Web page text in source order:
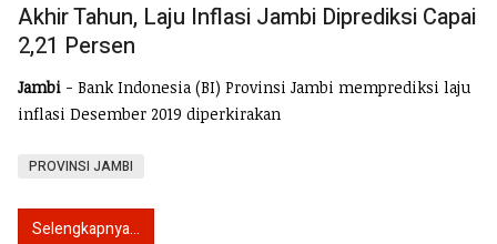
Akhir Tahun, Laju Inflasi Jambi Diprediksi Capai
2,21 Persen
Jambi - Bank Indonesia (BI) Provinsi Jambi memprediksi laju
inflasi Desember 2019 diperkirakan
PROVINSI JAMBI
Selengkapnya...